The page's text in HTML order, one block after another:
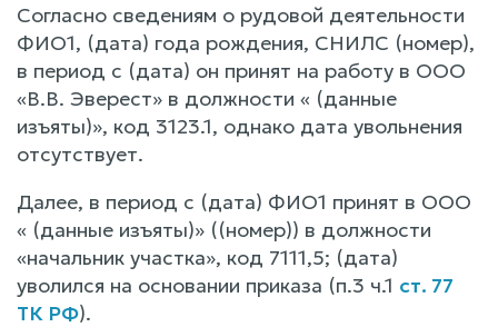
Согласно сведениям о рудовой деятельности
ФИО1, (дата) года рождения, СНИЛС (номер),
в период с (дата) он принят на работу в ООО
«В.В. Эверест» в должности « (данные
изъяты)», код 3123.1, однако дата увольнения
отсутствует.
Далее, в период с (дата) ФИО1 принят в ООО
« (данные изъяты)» ((номер)) в должности
«начальник участка», код 7111,5; (дата)
уволился на основании приказа (п.3 ч.1 ст. 77
ТК РФ).